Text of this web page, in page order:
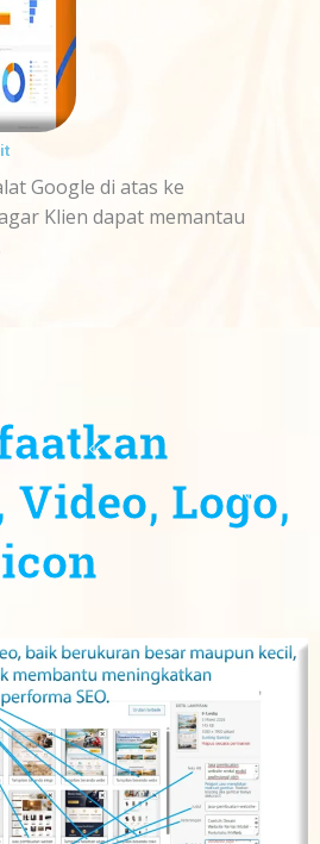
Google di atas ke
Klien dapat memantau
Video, Logo,